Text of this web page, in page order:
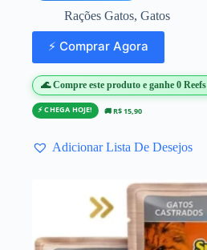
Rações Gatos, Gatos
⚡ Comprar Agora
🌊 Compre este produto e ganhe 0 Reefs
⚡ CHEGA HOJE! 🚚 R$ 15,90
Adicionar Lista De Desejos